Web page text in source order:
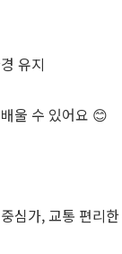
유지
울 수 있어요 😊
심가, 교통 편리